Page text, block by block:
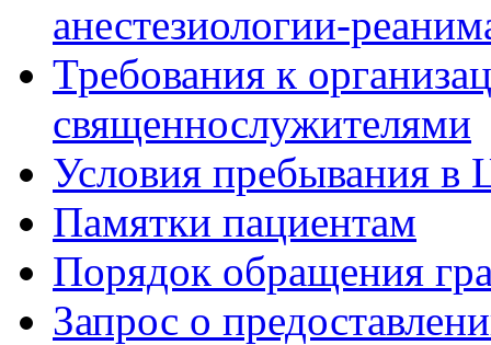
анестезиологии-
Требования к
священнослужителями
Условия пребывания в
Памятки пациентам
Порядок обращения
Запрос о